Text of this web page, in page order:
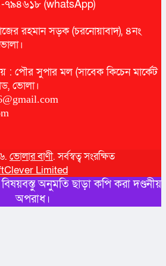
৭৯৪৬১৮ (whatsApp)
রহমান সড়ক (চরনোয়াবাদ), ৪নং
: পৌর সুপার মল (সাবেক কিচেন মার্কেট
ভোলা।
ভোলার বাণী. সর্বস্বত্ব সংরক্ষিত
অনুমতি ছাড়া কপি করা দণ্ডনীয়
অপরাধ।